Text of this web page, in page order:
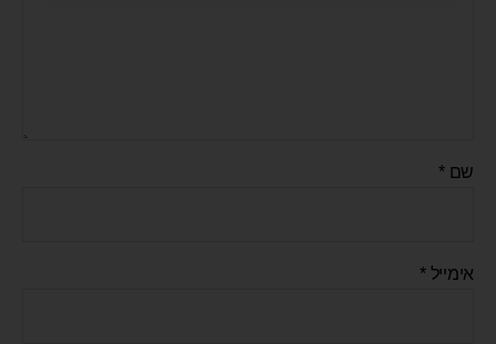
שם*
אימייל*